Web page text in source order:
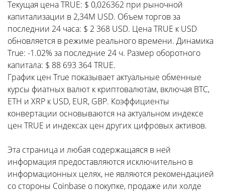
Текущая цена TRUE: $ 0,026362 при рыночной
капитализации в 2,34M USD. Объем торгов за
последнии 24 часа: $ 2 368 USD. Цена TRUE к USD
обновляется в режиме реального времени. Динамика
True: -1.02% за последние 24 ч. Размер оборотного
капитала: $ 88 693 364 TRUE.
График цен True показывает актуальные обменные
курсы фиатных валют к криптовалютам, включая BTC,
ETH и XRP к USD, EUR, GBP. Коэффициенты
конвертации основываются на актуальном индексе
цен TRUE и индексах цен других цифровых активов.
Эта страница и любая содержащаяся в ней
информация предоставляются исключительно в
информационных целях, не являются рекомендацией
со стороны Coinbase о покупке, продаже или холде